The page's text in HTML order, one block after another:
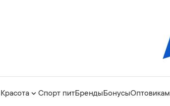
Красота Спорт питБрендыБонусыОптовикам